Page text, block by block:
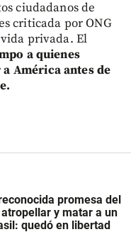
ciudadanos de
criticada por ONG
privada. El
a quienes
América antes de
promesa del
y matar a un
quedó en libertad